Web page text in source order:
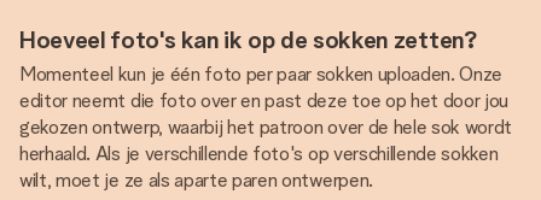
Hoeveel foto's kan ik op de sokken zetten?
Momenteel kun je één foto per paar sokken uploaden. Onze
editor neemt die foto over en past deze toe op het door jou
gekozen ontwerp, waarbij het patroon over de hele sok wordt
herhaald. Als je verschillende foto's op verschillende sokken
wilt, moet je ze als aparte paren ontwerpen.